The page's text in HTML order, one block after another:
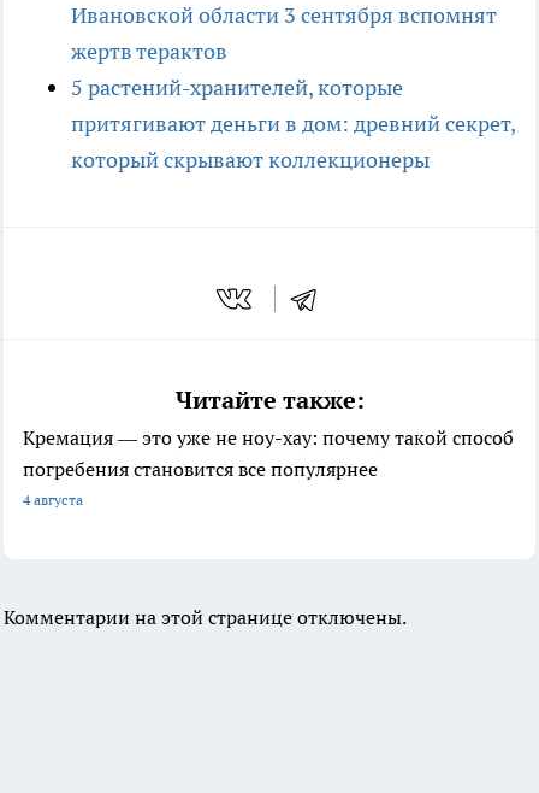
Ивановской области 3 сентября вспомнят
жертв терактов
5 растений-хранителей, которые
притягивают деньги в дом: древний секрет,
который скрывают коллекционеры
Читайте также:
Кремация — это уже не ноу-хау: почему такой способ
погребения становится все популярнее
4 августа
Комментарии на этой странице отключены.